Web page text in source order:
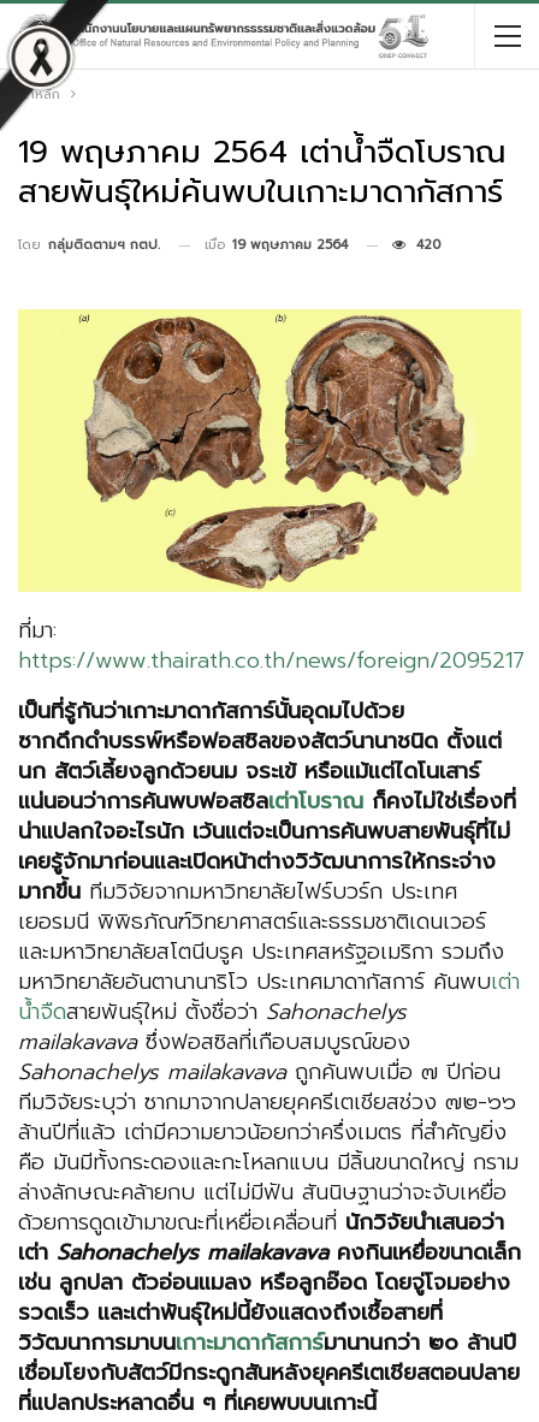
หน้าหลัก
19 พฤษภาคม 2564 เต่าน้ำจืดโบราณ
สายพันธุ์ใหม่ค้นพบในเกาะมาดากัสการ์
โดย กลุ่มติดตามฯ กตป. เมื่อ 19 พฤษภาคม 2564 420
ที่มา:
https://www.thairath.co.th/news/foreign/2095217
เป็นที่รู้กันว่าเกาะมาดากัสการ์นั้นอุดมไปด้วย
ซากดึกดำบรรพ์หรือฟอสซิลของสัตว์นานาชนิด ตั้งแต่
นก สัตว์เลี้ยงลูกด้วยนม จระเข้ หรือแม้แต่ไดโนเสาร์
แน่นอนว่าการค้นพบฟอสซิลเต่าโบราณ ก็คงไม่ใช่เรื่องที่
น่าแปลกใจอะไรนัก เว้นแต่จะเป็นการค้นพบสายพันธุ์ที่ไม่
เคยรู้จักมาก่อนและเปิดหน้าต่างวิวัฒนาการให้กระจ่าง
มากขึ้น ทีมวิจัยจากมหาวิทยาลัยไฟร์บวร์ก ประเทศ
เยอรมนี พิพิธภัณฑ์วิทยาศาสตร์และธรรมชาติเดนเวอร์
และมหาวิทยาลัยสโตนีบรูค ประเทศสหรัฐอเมริกา รวมถึง
มหาวิทยาลัยอันตานานาริโว ประเทศมาดากัสการ์ ค้นพบเต่า
น้ำจืดสายพันธุ์ใหม่ ตั้งชื่อว่า Sahonachelys
mailakavavaซึ่งฟอสซิลที่เกือบสมบูรณ์ของ
Sahonachelys mailakavavaถูกค้นพบเมื่อ ๗ ปีก่อน
ทีมวิจัยระบุว่า ซากมาจากปลายยุคครีเตเชียสช่วง ๗๒-๖๖
ล้านปีที่แล้ว เต่ามีความยาวน้อยกว่าครึ่งเมตร ที่สำคัญยิ่ง
คือ มันมีทั้งกระดองและกะโหลกแบน มีลิ้นขนาดใหญ่ กราม
ล่างลักษณะคล้ายกบ แต่ไม่มีฟัน สันนิษฐานว่าจะจับเหยื่อ
ด้วยการดูดเข้ามาขณะที่เหยื่อเคลื่อนที่ นักวิจัยนำเสนอว่า
เต่า Sahonachelys mailakavavaคงกินเหยื่อขนาดเล็ก
เช่น ลูกปลา ตัวอ่อนแมลง หรือลูกอ๊อด โดยจู่โจมอย่าง
รวดเร็ว และเต่าพันธุ์ใหม่นี้ยังแสดงถึงเชื้อสายที่
วิวัฒนาการมาบนเกาะมาดากัสการ์มานานกว่า ๒๐ ล้านปี
เชื่อมโยงกับสัตว์มีกระดูกสันหลังยุคครีเตเชียสตอนปลาย
ที่แปลกประหลาดอื่น ๆ ที่เคยพบบนเกาะนี้